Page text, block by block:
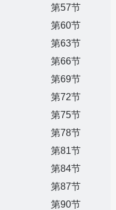
第57节
第60节
第63节
第66节
第69节
第72节
第75节
第78节
第81节
第84节
第87节
第90节